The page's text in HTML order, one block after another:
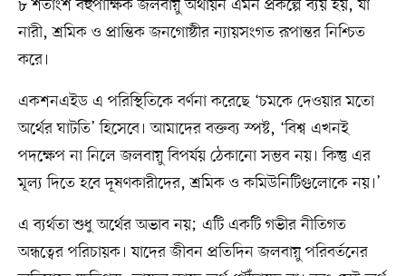
৮ শতাংশ বহুপাক্ষিক জলবায়ু অর্থায়ন এমন প্রকল্পে ব্যয় হয়, যা
নারী, শ্রমিক ও প্রান্তিক জনগোষ্ঠীর ন্যায়সংগত রূপান্তর নিশ্চিত
করে।
একশনএইড এ পরিস্থিতিকে বর্ণনা করেছে ‘চমকে দেওয়ার মতো
অর্থের ঘাটতি’ হিসেবে। আমাদের বক্তব্য স্পষ্ট, ‘বিশ্ব এখনই
পদক্ষেপ না নিলে জলবায়ু বিপর্যয় ঠেকানো সম্ভব নয়। কিন্তু এর
মূল্য দিতে হবে দূষণকারীদের, শ্রমিক ও কমিউনিটিগুলোকে নয়।’
এ ব্যর্থতা শুধু অর্থের অভাব নয়; এটি একটি গভীর নীতিগত
অন্ধত্বের পরিচায়ক। যাদের জীবন প্রতিদিন জলবায়ু পরিবর্তনের